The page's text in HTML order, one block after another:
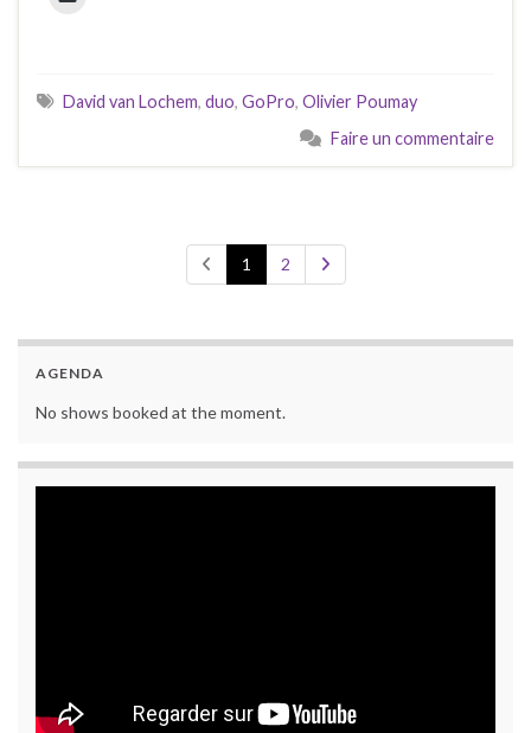
David van Lochem, duo, GoPro, Olivier Poumay
Faire un commentaire
1 2
AGENDA
No shows booked at the moment.